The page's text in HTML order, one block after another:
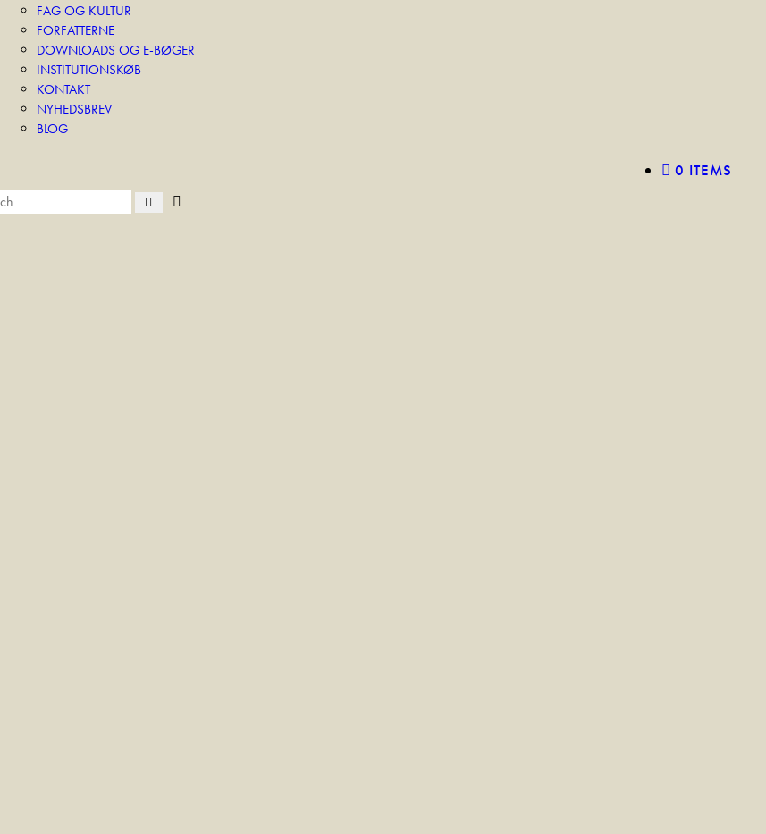
FAG OG KULTUR
FORFATTERNE
DOWNLOADS OG E-BØGER
INSTITUTIONSKØB
KONTAKT
NYHEDSBREV
BLOG
0 ITEMS